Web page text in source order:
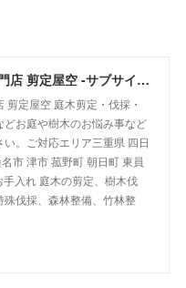
三重県剪定伐採専門店 剪定屋空 -サブサイト-
剪定屋空 庭木剪定・伐採・
お庭や樹木のお悩み事など
。ご対応エリア三重県 四日
市 津市 菰野町 朝日町 東員
入れ 庭木の剪定、樹木伐
伐採、森林整備、竹林整